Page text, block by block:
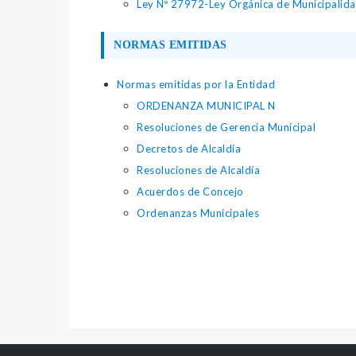
Ley Nº 27972-Ley Orgánica de
NORMAS EMITIDAS
Normas emitidas por la Entidad
ORDENANZA MUNICIPAL N
Resoluciones de Gerencia Municipal
Decretos de Alcaldía
Resoluciones de Alcaldía
Acuerdos de Concejo
Ordenanzas Municipales